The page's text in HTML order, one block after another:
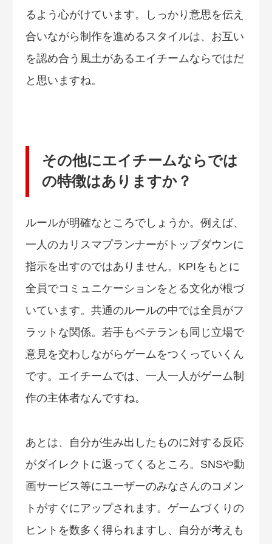
るよう心がけています。しっかり意思を伝え
合いながら制作を進めるスタイルは、お互い
を認め合う風土があるエイチームならではだ
と思いますね。
その他にエイチームならでは
の特徴はありますか？
ルールが明確なところでしょうか。例えば、
一人のカリスマプランナーがトップダウンに
指示を出すのではありません。KPIをもとに
全員でコミュニケーションをとる文化が根づ
いています。共通のルールの中では全員がフ
ラットな関係。若手もベテランも同じ立場で
意見を交わしながらゲームをつくっていくん
です。エイチームでは、一人一人がゲーム制
作の主体者なんですね。
あとは、自分が生み出したものに対する反応
がダイレクトに返ってくるところ。SNSや動
画サービス等にユーザーのみなさんのコメン
トがすぐにアップされます。ゲームづくりの
ヒントを数多く得られますし、自分が考えも